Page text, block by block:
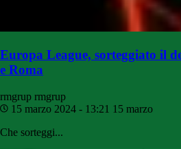
Europa League, sorteggiato il
e Roma
rmgrup rmgrup
15 marzo 2024 - 13:21 15 marzo
Che sorteggi...